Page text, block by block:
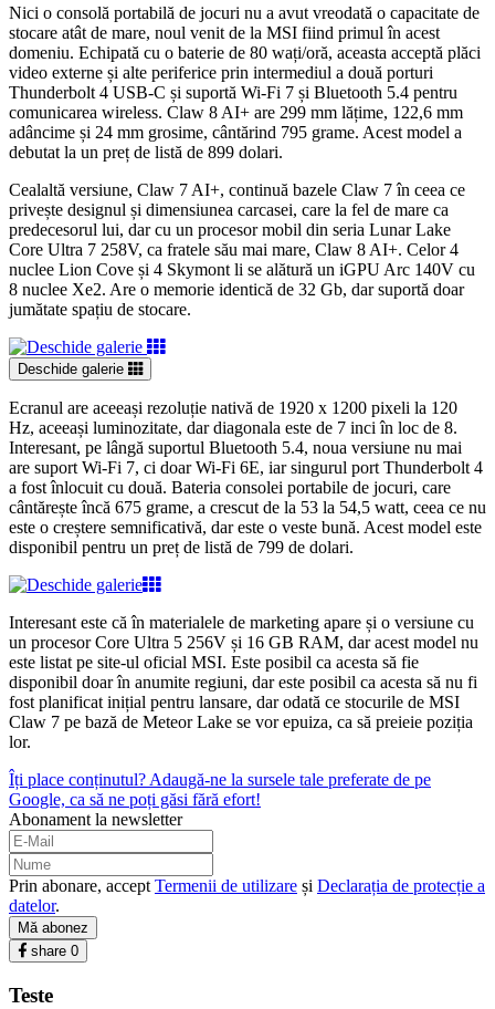
Nici o consolă portabilă de jocuri nu a avut vreodată o capacitate de
stocare atât de mare, noul venit de la MSI fiind primul în acest
domeniu. Echipată cu o baterie de 80 wați/oră, aceasta acceptă plăci
video externe și alte periferice prin intermediul a două porturi
Thunderbolt 4 USB-C și suportă Wi-Fi 7 și Bluetooth 5.4 pentru
comunicarea wireless. Claw 8 AI+ are 299 mm lățime, 122,6 mm
adâncime și 24 mm grosime, cântărind 795 grame. Acest model a
debutat la un preț de listă de 899 dolari.
Cealaltă versiune, Claw 7 AI+, continuă bazele Claw 7 în ceea ce
privește designul și dimensiunea carcasei, care la fel de mare ca
predecesorul lui, dar cu un procesor mobil din seria Lunar Lake
Core Ultra 7 258V, ca fratele său mai mare, Claw 8 AI+. Celor 4
nuclee Lion Cove și 4 Skymont li se alătură un iGPU Arc 140V cu
8 nuclee Xe2. Are o memorie identică de 32 Gb, dar suportă doar
jumătate spațiu de stocare.
Deschide galerie
Ecranul are aceeași rezoluție nativă de 1920 x 1200 pixeli la 120
Hz, aceeași luminozitate, dar diagonala este de 7 inci în loc de 8.
Interesant, pe lângă suportul Bluetooth 5.4, noua versiune nu mai
are suport Wi-Fi 7, ci doar Wi-Fi 6E, iar singurul port Thunderbolt 4
a fost înlocuit cu două. Bateria consolei portabile de jocuri, care
cântărește încă 675 grame, a crescut de la 53 la 54,5 watt, ceea ce nu
este o creștere semnificativă, dar este o veste bună. Acest model este
disponibil pentru un preț de listă de 799 de dolari.
Interesant este că în materialele de marketing apare și o versiune cu
un procesor Core Ultra 5 256V și 16 GB RAM, dar acest model nu
este listat pe site-ul oficial MSI. Este posibil ca acesta să fie
disponibil doar în anumite regiuni, dar este posibil ca acesta să nu fi
fost planificat inițial pentru lansare, dar odată ce stocurile de MSI
Claw 7 pe bază de Meteor Lake se vor epuiza, ca să preieie poziția
lor.
Îți place conținutul? Adaugă-ne la sursele tale preferate de pe
Google, ca să ne poți găsi fără efort!
Abonament la newsletter
Prin abonare, accept Termenii de utilizare și Declarația de protecție a
datelor.
Mă abonez
share 0
Teste